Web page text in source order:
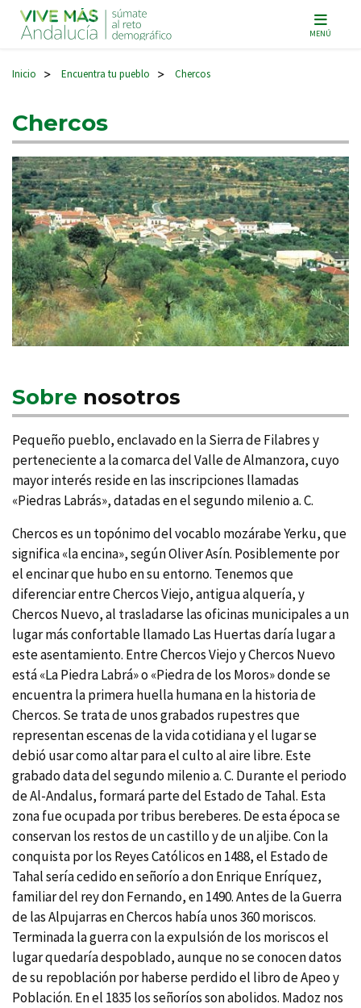
Navegación principal MENÚ
Inicio > Encuentra tu pueblo > Chercos
Chercos
Sobre nosotros
Pequeño pueblo, enclavado en la Sierra de Filabres y
perteneciente a la comarca del Valle de Almanzora, cuyo
mayor interés reside en las inscripciones llamadas
«Piedras Labrás», datadas en el segundo milenio a. C.
Chercos es un topónimo del vocablo mozárabe Yerku, que
significa «la encina», según Oliver Así­n. Posiblemente por
el encinar que hubo en su entorno. Tenemos que
diferenciar entre Chercos Viejo, antigua alquerí­a, y
Chercos Nuevo, al trasladarse las oficinas municipales a un
lugar más confortable llamado Las Huertas darí­a lugar a
este asentamiento. Entre Chercos Viejo y Chercos Nuevo
está «La Piedra Labrá» o «Piedra de los Moros» donde se
encuentra la primera huella humana en la historia de
Chercos. Se trata de unos grabados rupestres que
representan escenas de la vida cotidiana y el lugar se
debió usar como altar para el culto al aire libre. Este
grabado data del segundo milenio a. C. Durante el periodo
de Al-Andalus, formará parte del Estado de Tahal. Esta
zona fue ocupada por tribus bereberes. De esta época se
conservan los restos de un castillo y de un aljibe. Con la
conquista por los Reyes Católicos en 1488, el Estado de
Tahal serí­a cedido en señorí­o a don Enrique Enrí­quez,
familiar del rey don Fernando, en 1490. Antes de la Guerra
de las Alpujarras en Chercos habí­a unos 360 moriscos.
Terminada la guerra con la expulsión de los moriscos el
lugar quedarí­a despoblado, aunque no se conocen datos
de su repoblación por haberse perdido el libro de Apeo y
Población. En el 1835 los señorí­os son abolidos. Madoz nos